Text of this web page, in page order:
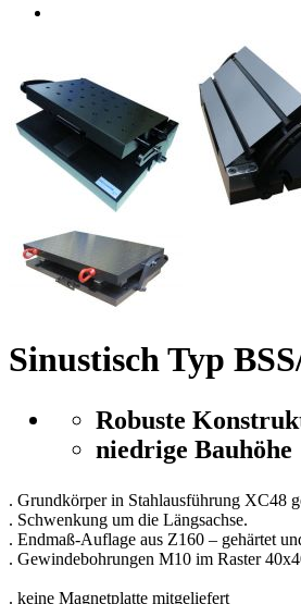
Sinustisch Typ
Robuste
niedrige Bauhöhe
. Grundkörper in Stahlausführung XC48
. Schwenkung um die Längsachse.
. Endmaß-Auflage aus Z160 – gehärtet
. Gewindebohrungen M10 im Raster
. keine Magnetplatte mitgeliefert